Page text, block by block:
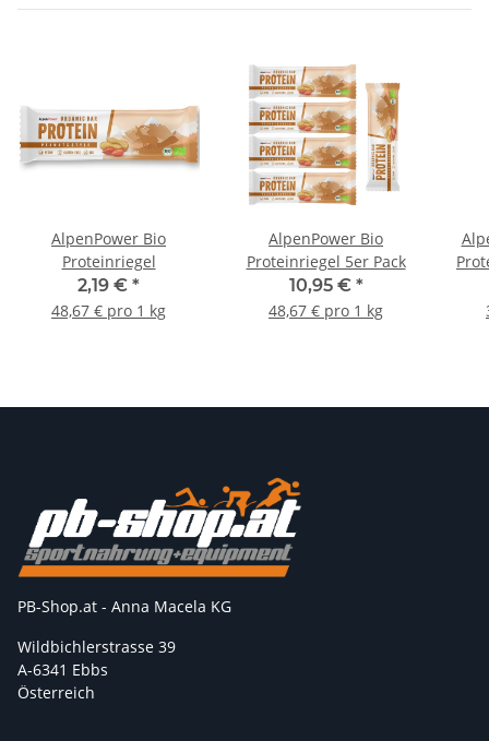
AlpenPower Bio
Proteinriegel
2,19 € *
48,67 € pro 1 kg
AlpenPower Bio
Proteinriegel 5er Pack
10,95 € *
48,67 € pro 1 kg
PB-Shop.at - Anna Macela KG
Wildbichlerstrasse 39
A-6341 Ebbs
Österreich